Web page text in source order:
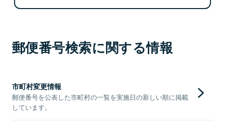
郵便番号検索に関する情報
市町村変更情報
郵便番号を公表した市町村の一覧を実施日の新しい順に掲載
しています。